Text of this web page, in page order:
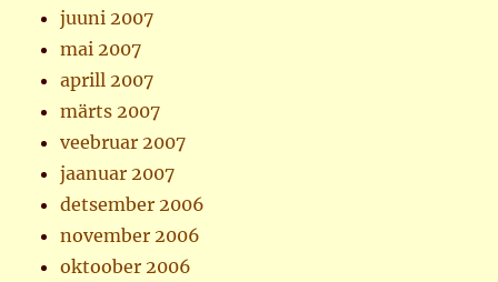
juuni 2007
mai 2007
aprill 2007
märts 2007
veebruar 2007
jaanuar 2007
detsember 2006
november 2006
oktoober 2006